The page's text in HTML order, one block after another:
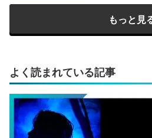
もっと見
よく読まれている記事